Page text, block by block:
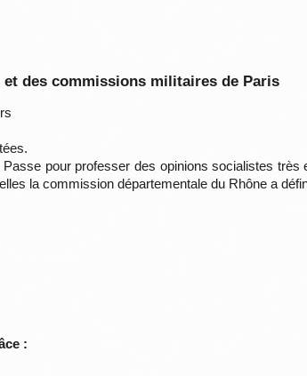
des commissions militaires de Paris
Passe pour professer des opinions socialistes
la commission départementale du Rhône a
: